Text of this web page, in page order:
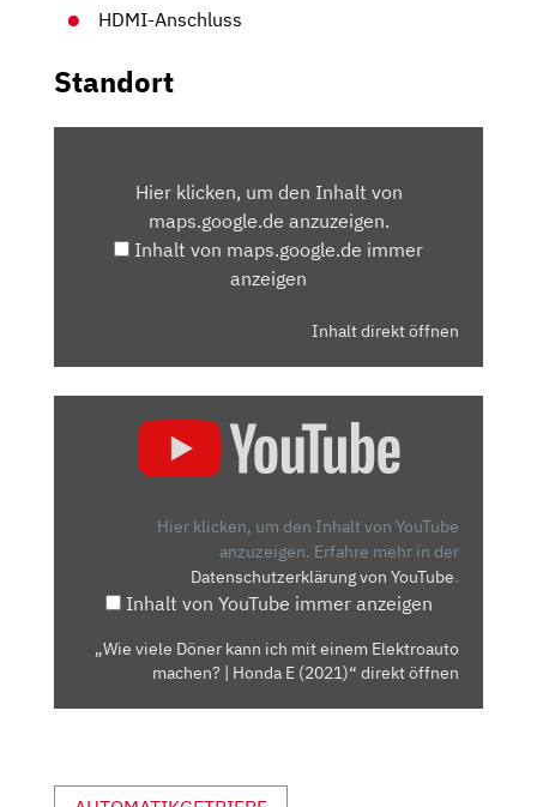
HDMI-Anschluss
Standort
MAPS.GOOGLE.DEHier klicken, um den Inhalt von
maps.google.de anzuzeigen.
Inhalt von maps.google.de immer
anzeigen
Inhalt direkt öffnen
ELEKTROAUTO
MACHEN?
VON
Hier klicken, um den Inhalt von YouTube
anzuzeigen. Erfahre mehr in der
Datenschutzerklärung von YouTube.
Inhalt von YouTube immer anzeigen
„Wie viele Döner kann ich mit einem Elektroauto
machen? | Honda E (2021)“ direkt öffnen